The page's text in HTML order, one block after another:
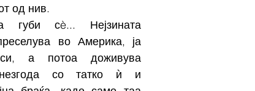
од нив.
губи сè... Нејзината
во Америка, ја
а потоа доживува
незгода со татко ѝ и